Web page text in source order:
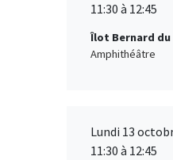
11:30 à 12:45
Îlot Bernard du
Amphithéâtre
Lundi 13
11:30 à 12:45